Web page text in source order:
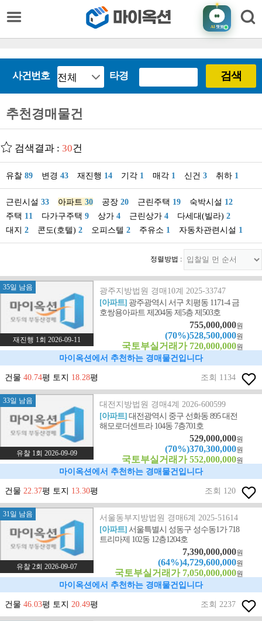
AI챗봇
사건번호 타경 검색
추천경매물건
검색결과 : 30건
유찰 89 변경 43 재진행 14 기각 1 매각 1 신건 3 취하 1
근린시설 33 아파트 30 공장 20 근린주택 19 숙박시설 12
주택 11 다가구주택 9 상가 4 근린상가 4 다세대(빌라) 2
대지 2 콘도(호텔) 2 오피스텔 2 주유소 1 자동차관련시설 1
정렬방법 :
35일 남음
재진행 1회 2026-09-11
광주지방법원 경매10계 2025-33747
[아파트] 광주광역시 서구 치평동 1171-4 금
호쌍용아파트 제204동 제5층 제503호
755,000,000원
(70%)528,500,000원
국토부실거래가 720,000,000원
마이옥션에서 추천하는 경매물건입니다
건물 40.74평 토지 18.28평 조회 1134
33일 남음
유찰 1회 2026-09-09
대전지방법원 경매4계 2026-600599
[아파트]대전광역시 중구 선화동 895 대전
해모로더센트라 104동 7층701호
529,000,000원
(70%)370,300,000원
국토부실거래가 552,000,000원
마이옥션에서 추천하는 경매물건입니다
건물 22.37평 토지 13.30평 조회 120
31일 남음
유찰 2회 2026-09-07
서울동부지방법원 경매6계 2025-51614
[아파트]서울특별시 성동구 성수동1가 718
트리마제 102동 12층1204호
7,390,000,000원
(64%)4,729,600,000원
국토부실거래가 7,050,000,000원
마이옥션에서 추천하는 경매물건입니다
건물 46.03평 토지 20.49평 조회 2237